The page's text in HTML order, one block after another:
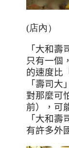
(店內）
「大和壽
只有一個
的速度比
「壽司
對那麼可
前），可
「大和壽
有許多外